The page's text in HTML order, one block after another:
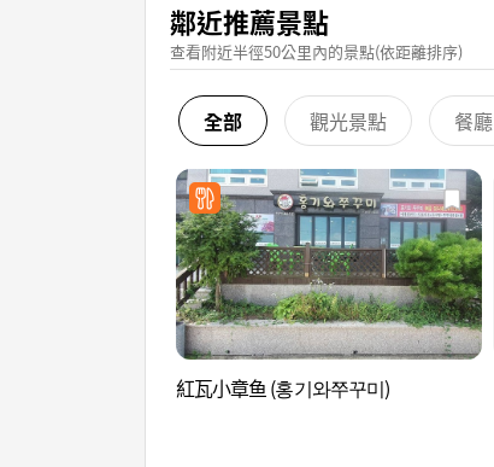
鄰近推薦景點
查看附近半徑50公里內的景點(依距離排序)
全部 觀光景點 餐廳
紅瓦小章鱼 (홍기와쭈꾸미)